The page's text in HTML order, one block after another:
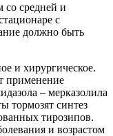
средней и
с
должно быть
и хирургическое.
применение
– мерказолила
тормозят синтез
тирозипов.
и возрастом